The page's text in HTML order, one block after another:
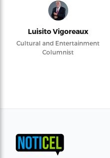
Luisito Vigoreaux
Cultural and Entertainment
Columnist